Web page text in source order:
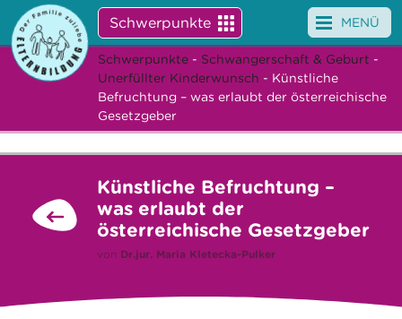
Schwerpunkte
Angebote
Veranstaltungen
News
Service
MENÜ
Schwerpunkte - Schwangerschaft & Geburt -
Unerfüllter Kinderwunsch - Künstliche
Befruchtung – was erlaubt der österreichische
Gesetzgeber
Künstliche Befruchtung –
was erlaubt der
österreichische Gesetzgeber
von Dr.jur. Maria Kletečka-Pulker